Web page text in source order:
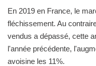
En 2019 en France, le
fléchissement. Au
vendus a dépassé, cette
l'année précédente,
avoisine les 11%.